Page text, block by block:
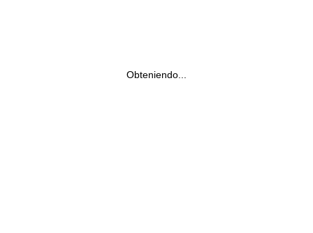
Obteniendo...